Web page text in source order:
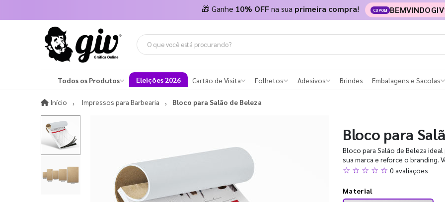
🎁 Ganhe 10% OFFna sua primeira compra! CUPOM
Todos os Produtos Eleições 2026 Cartão de Visita Folhetos Adesivos Brindes Embalagens e Sacolas
Início InícioImpressos para Barbearia Bloco para Salão de Beleza
Bloco para
Bloco para Salão de Beleza
sua marca e reforce o branding.
☆ ☆ ☆ ☆ ☆ 0 avaliações
Material